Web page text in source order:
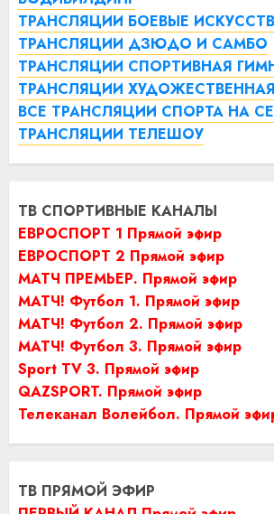
ТРАНСЛЯЦИИ БОЕВЫЕ
ТРАНСЛЯЦИИ ДЗЮДО И САМБО
ТРАНСЛЯЦИИ СПОРТИВНАЯ
ТРАНСЛЯЦИИ
ВСЕ ТРАНСЛЯЦИИ СПОРТА НА
ТРАНСЛЯЦИИ ТЕЛЕШОУ
ТВ СПОРТИВНЫЕ КАНАЛЫ
ЕВРОСПОРТ 1 Прямой эфир
ЕВРОСПОРТ 2 Прямой эфир
МАТЧ ПРЕМЬЕР. Прямой эфир
МАТЧ! Футбол 1. Прямой эфир
МАТЧ! Футбол 2. Прямой эфир
МАТЧ! Футбол 3. Прямой эфир
Sport TV 3. Прямой эфир
QAZSPORT. Прямой эфир
Телеканал Волейбол. Прямой
ТВ ПРЯМОЙ ЭФИР